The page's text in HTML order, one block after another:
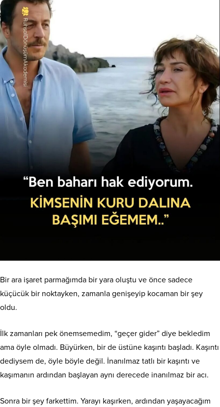
Bir ara işaret parmağımda bir yara oluştu ve önce sadece
küçücük bir noktayken, zamanla genişeyip kocaman bir şey
oldu.
İlk zamanları pek önemsemedim, “geçer gider” diye bekledim
ama öyle olmadı. Büyürken, bir de üstüne kaşıntı başladı. Kaşıntı
dediysem de, öyle böyle değil. İnanılmaz tatlı bir kaşıntı ve
kaşımanın ardından başlayan aynı derecede inanılmaz bir acı.
Sonra bir şey farkettim. Yarayı kaşırken, ardından yaşayacağım